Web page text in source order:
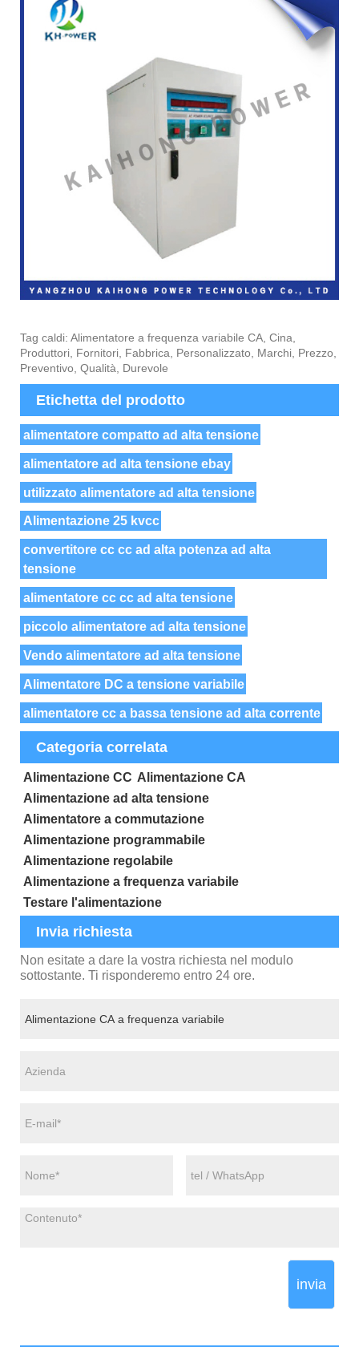
Tag caldi: Alimentatore a frequenza variabile CA, Cina,
Produttori, Fornitori, Fabbrica, Personalizzato, Marchi, Prezzo,
Preventivo, Qualità, Durevole
Etichetta del prodotto
alimentatore compatto ad alta tensione
alimentatore ad alta tensione ebay
utilizzato alimentatore ad alta tensione
Alimentazione 25 kvcc
convertitore cc cc ad alta potenza ad alta
tensione
alimentatore cc cc ad alta tensione
piccolo alimentatore ad alta tensione
Vendo alimentatore ad alta tensione
Alimentatore DC a tensione variabile
alimentatore cc a bassa tensione ad alta corrente
Categoria correlata
Alimentazione CC Alimentazione CA
Alimentazione ad alta tensione
Alimentatore a commutazione
Alimentazione programmabile
Alimentazione regolabile
Alimentazione a frequenza variabile
Testare l'alimentazione
Invia richiesta
Non esitate a dare la vostra richiesta nel modulo
sottostante. Ti risponderemo entro 24 ore.
invia